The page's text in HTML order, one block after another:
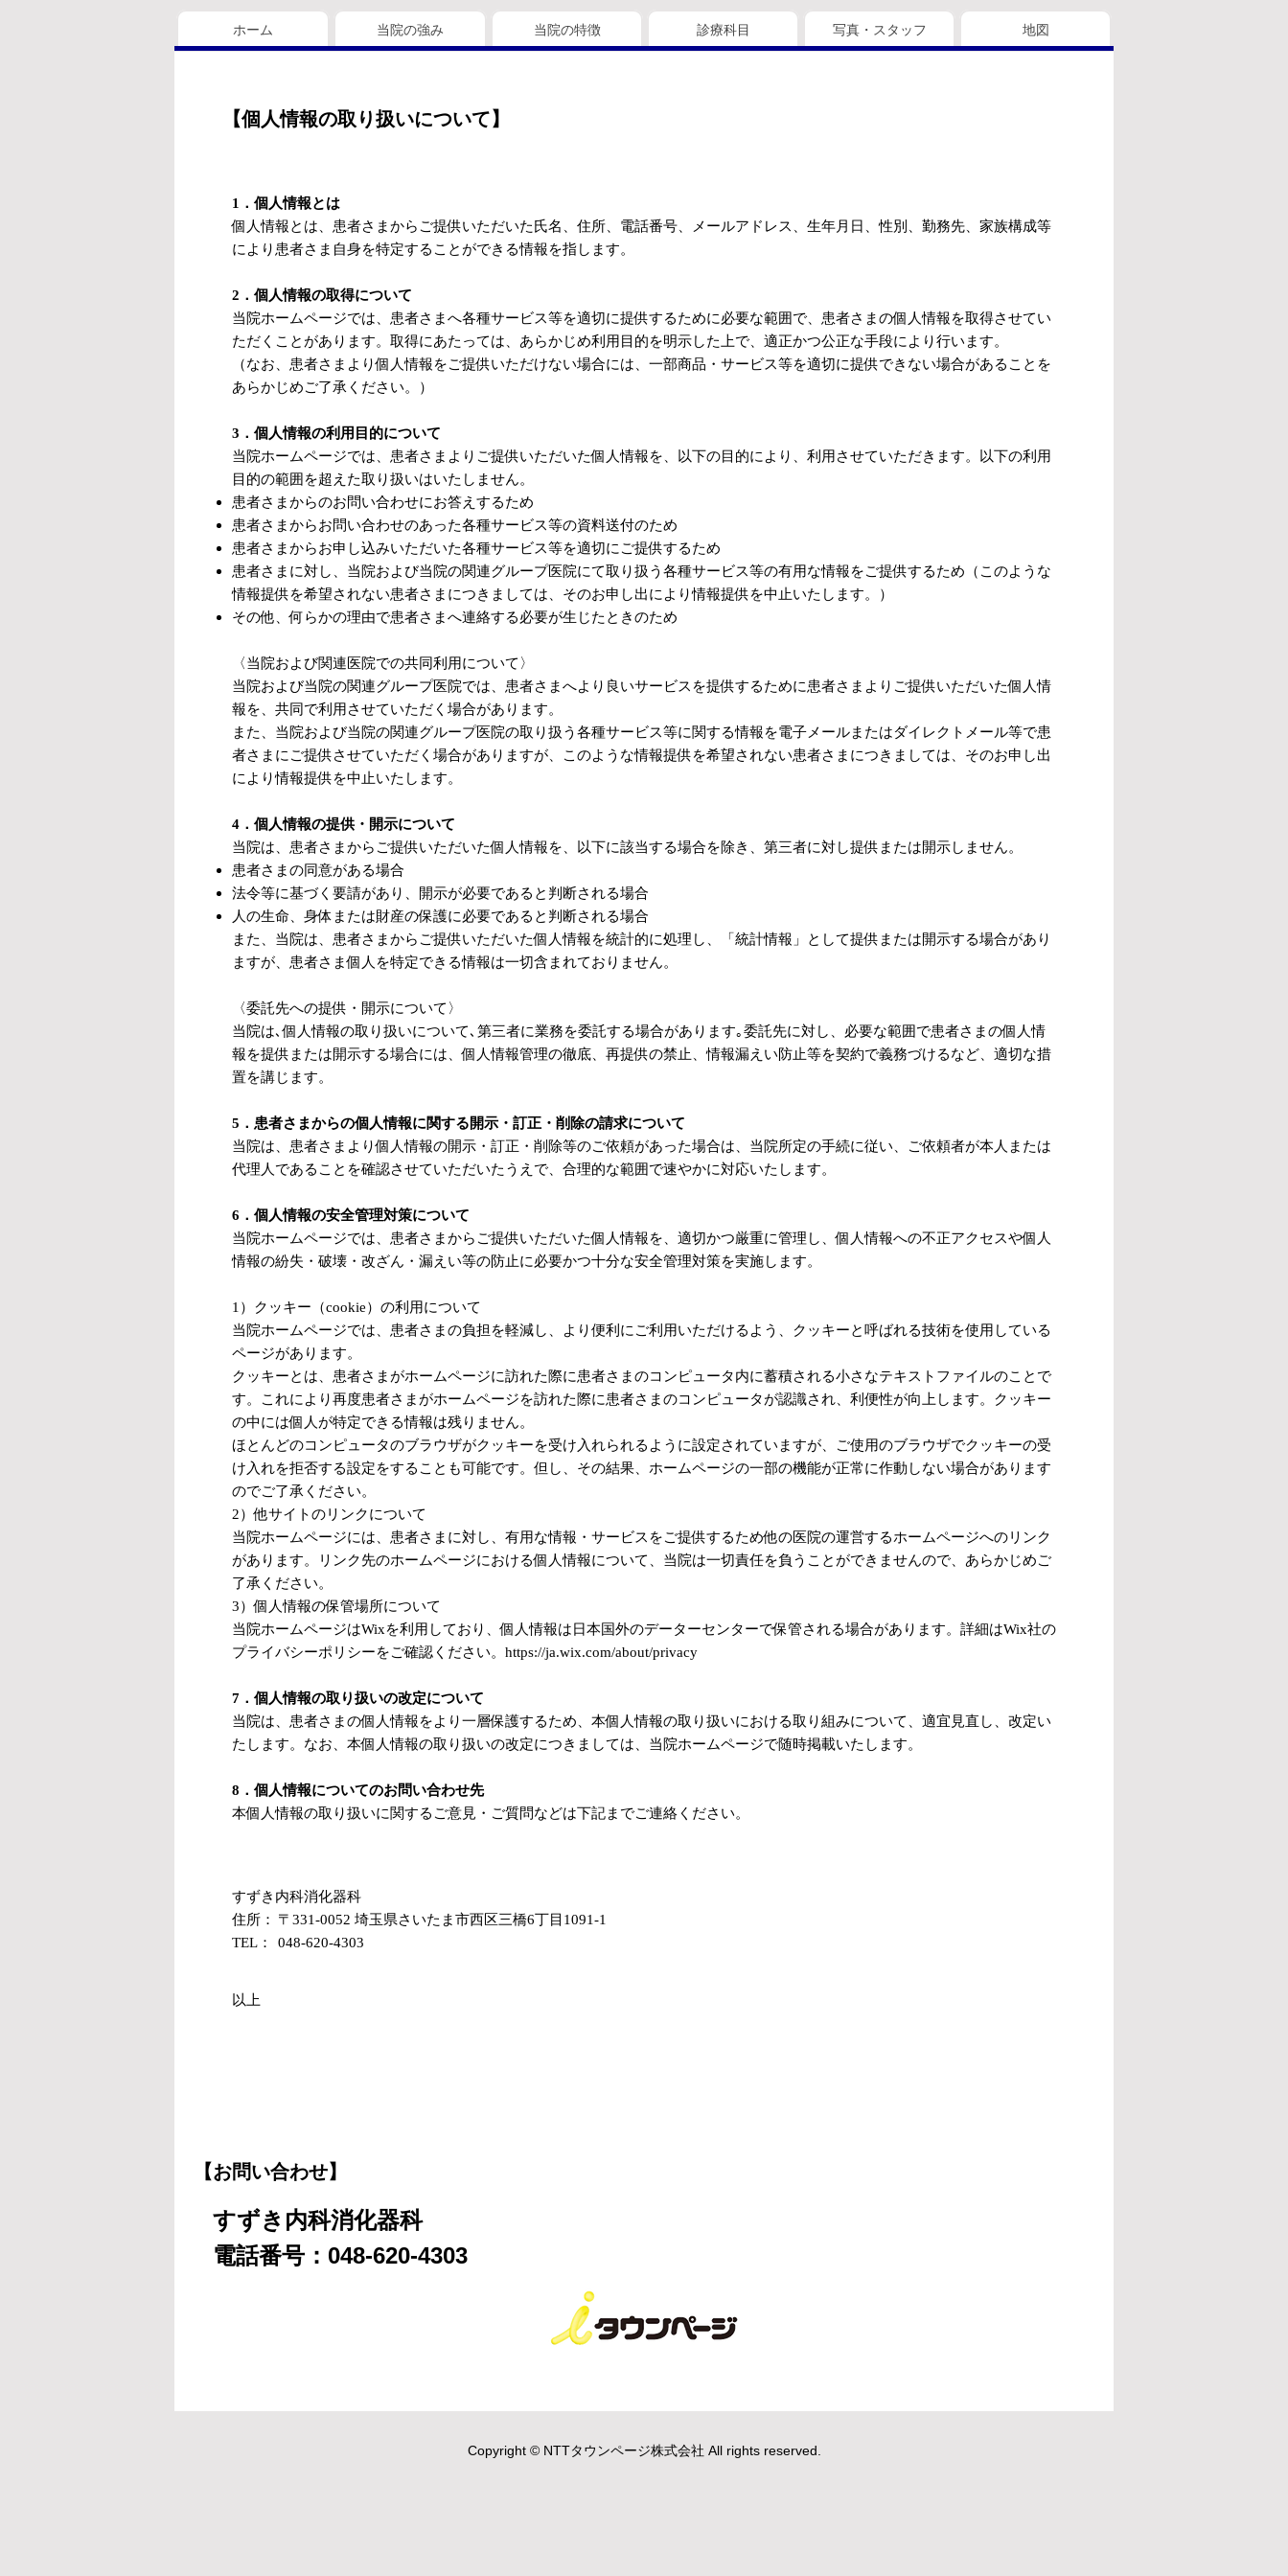
ホーム 当院の強み 当院の特徴 診療科目 写真・スタッフ 地図
【個人情報の取り扱いについて】
1．個人情報とは
個人情報とは、患者さまからご提供いただいた氏名、住所、電話番号、メールアドレス、生年月日、性別、勤務先、家族構成等
により患者さま自身を特定することができる情報を指します。
2．個人情報の取得について
当院ホームページでは、患者さまへ各種サービス等を適切に提供するために必要な範囲で、患者さまの個人情報を取得させてい
ただくことがあります。取得にあたっては、あらかじめ利用目的を明示した上で、適正かつ公正な手段により行います。
（なお、患者さまより個人情報をご提供いただけない場合には、一部商品・サービス等を適切に提供できない場合があることを
あらかじめご了承ください。）
3．個人情報の利用目的について
当院ホームページでは、患者さまよりご提供いただいた個人情報を、以下の目的により、利用させていただきます。以下の利用
目的の範囲を超えた取り扱いはいたしません。
患者さまからのお問い合わせにお答えするため
患者さまからお問い合わせのあった各種サービス等の資料送付のため
患者さまからお申し込みいただいた各種サービス等を適切にご提供するため
患者さまに対し、当院および当院の関連グループ医院にて取り扱う各種サービス等の有用な情報をご提供するため（このような
情報提供を希望されない患者さまにつきましては、そのお申し出により情報提供を中止いたします。）
その他、何らかの理由で患者さまへ連絡する必要が生じたときのため
〈当院および関連医院での共同利用について〉
当院および当院の関連グループ医院では、患者さまへより良いサービスを提供するために患者さまよりご提供いただいた個人情
報を、共同で利用させていただく場合があります。
また、当院および当院の関連グループ医院の取り扱う各種サービス等に関する情報を電子メールまたはダイレクトメール等で患
者さまにご提供させていただく場合がありますが、このような情報提供を希望されない患者さまにつきましては、そのお申し出
により情報提供を中止いたします。
4．個人情報の提供・開示について
当院は、患者さまからご提供いただいた個人情報を、以下に該当する場合を除き、第三者に対し提供または開示しません。
患者さまの同意がある場合
法令等に基づく要請があり、開示が必要であると判断される場合
人の生命、身体または財産の保護に必要であると判断される場合
また、当院は、患者さまからご提供いただいた個人情報を統計的に処理し、「統計情報」として提供または開示する場合があり
ますが、患者さま個人を特定できる情報は一切含まれておりません。
〈委託先への提供・開示について〉
当院は､個人情報の取り扱いについて､第三者に業務を委託する場合があります｡委託先に対し、必要な範囲で患者さまの個人情
報を提供または開示する場合には、個人情報管理の徹底、再提供の禁止、情報漏えい防止等を契約で義務づけるなど、適切な措
置を講じます。
5．患者さまからの個人情報に関する開示・訂正・削除の請求について
当院は、患者さまより個人情報の開示・訂正・削除等のご依頼があった場合は、当院所定の手続に従い、ご依頼者が本人または
代理人であることを確認させていただいたうえで、合理的な範囲で速やかに対応いたします。
6．個人情報の安全管理対策について
当院ホームページでは、患者さまからご提供いただいた個人情報を、適切かつ厳重に管理し、個人情報への不正アクセスや個人
情報の紛失・破壊・改ざん・漏えい等の防止に必要かつ十分な安全管理対策を実施します。
1）クッキー（cookie）の利用について
当院ホームページでは、患者さまの負担を軽減し、より便利にご利用いただけるよう、クッキーと呼ばれる技術を使用している
ページがあります。
クッキーとは、患者さまがホームページに訪れた際に患者さまのコンピュータ内に蓄積される小さなテキストファイルのことで
す。これにより再度患者さまがホームページを訪れた際に患者さまのコンピュータが認識され、利便性が向上します。クッキー
の中には個人が特定できる情報は残りません。
ほとんどのコンピュータのブラウザがクッキーを受け入れられるように設定されていますが、ご使用のブラウザでクッキーの受
け入れを拒否する設定をすることも可能です。但し、その結果、ホームページの一部の機能が正常に作動しない場合があります
のでご了承ください。
2）他サイトのリンクについて
当院ホームページには、患者さまに対し、有用な情報・サービスをご提供するため他の医院の運営するホームページへのリンク
があります。リンク先のホームページにおける個人情報について、当院は一切責任を負うことができませんので、あらかじめご
了承ください。
3）個人情報の保管場所について
当院ホームページはWixを利用しており、個人情報は日本国外のデーターセンターで保管される場合があります。詳細はWix社の
プライバシーポリシーをご確認ください。https://ja.wix.com/about/privacy
7．個人情報の取り扱いの改定について
当院は、患者さまの個人情報をより一層保護するため、本個人情報の取り扱いにおける取り組みについて、適宜見直し、改定い
たします。なお、本個人情報の取り扱いの改定につきましては、当院ホームページで随時掲載いたします。
8．個人情報についてのお問い合わせ先
本個人情報の取り扱いに関するご意見・ご質問などは下記までご連絡ください。
すずき内科消化器科
住所：
〒331-0052 埼玉県さいたま市西区三橋6丁目1091-1
TEL：
048-620-4303
以上
【お問い合わせ】
すずき内科消化器科
電話番号：048-620-4303
Copyright © NTTタウンページ株式会社 All rights reserved.